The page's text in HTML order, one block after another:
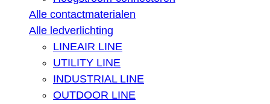
Alle contactmaterialen
Alle ledverlichting
LINEAIR LINE
UTILITY LINE
INDUSTRIAL LINE
OUTDOOR LINE